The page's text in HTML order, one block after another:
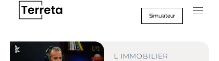
Simulateur
L'IMMOBILIER